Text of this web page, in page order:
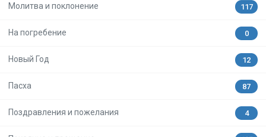
Молитва и поклонение 117
На погребение 0
Новый Год 12
Пасха 87
Поздравления и пожелания 4